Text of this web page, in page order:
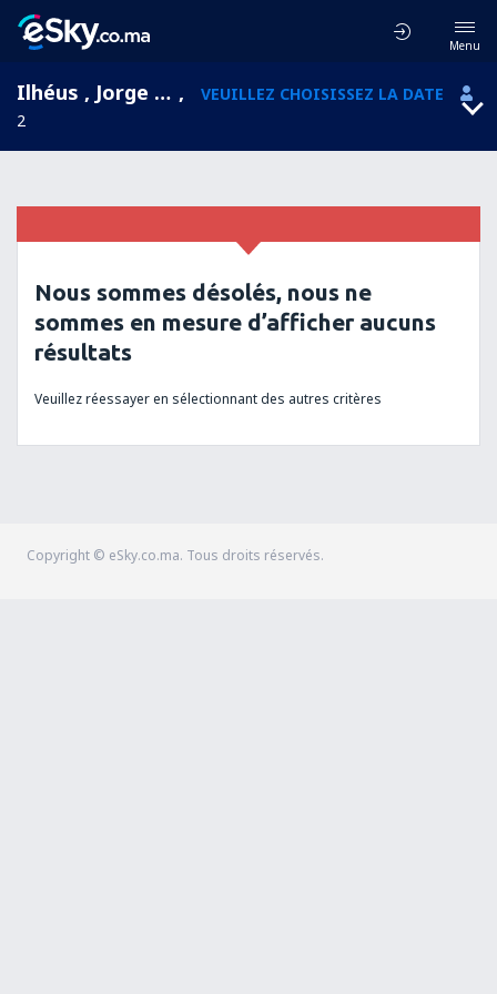
Menu
Ilhéus , Jorge Amado, Bahia, Brésil (IOS) ,
VEUILLEZ CHOISISSEZ LA DATE
2
Nous sommes désolés, nous ne
sommes en mesure d’afficher aucuns
résultats
Veuillez réessayer en sélectionnant des autres critères
Copyright © eSky.co.ma. Tous droits réservés.